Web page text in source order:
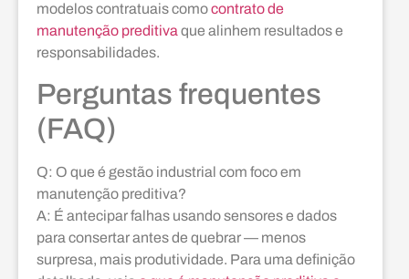
modelos contratuais comocontrato de
manutenção preditivaque alinhem resultados e
responsabilidades.
Perguntas frequentes
(FAQ)
Q: O que é gestão industrial com foco em
manutenção preditiva?
A: É antecipar falhas usando sensores e dados
para consertar antes de quebrar — menos
surpresa, mais produtividade. Para uma definição